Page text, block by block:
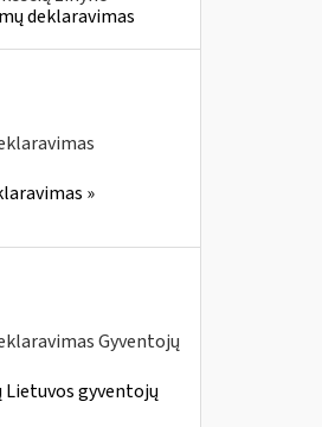
deklaravimas
»
Gyventojų
gyventojų